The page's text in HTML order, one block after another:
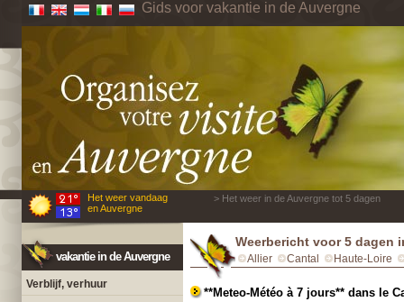
Gids voor vakantie in de Auvergne
Het weer vandaag
en Auvergne
> Het weer in de Auvergne tot 5 dagen
vakantie in de Auvergne
Verblijf, verhuur
Weerbericht voor 5 dagen
Allier Cantal Haute-Loire
**Meteo-Météo à 7 jours** dans le